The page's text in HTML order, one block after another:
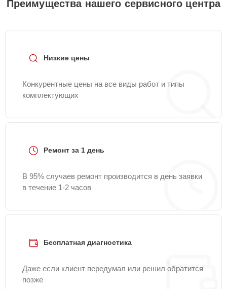
Преимущества нашего сервисного центра
Низкие цены
Конкурентные цены на все виды работ и типы
комплектующих
Ремонт за 1 день
В 95% случаев ремонт производится в день заявки
в течение 1-2 часов
Бесплатная диагностика
Даже если клиент передумал или решил обратится
позже